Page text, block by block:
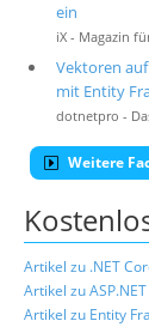
ein
iX - Magazin
Vektoren
mit Entity
dotnetpro -
Weitere
Artikel zu .NET
Artikel zu
Artikel zu Entity